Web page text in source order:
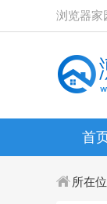
浏览器家
首
所在